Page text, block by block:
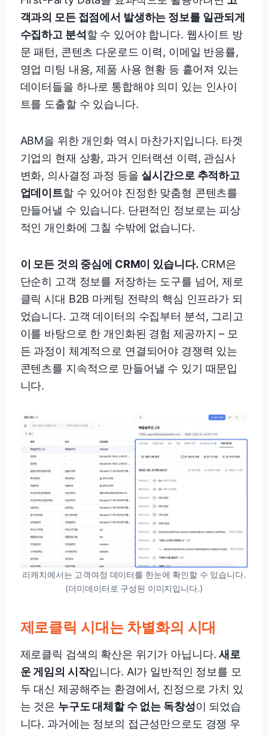
객과의 모든 접점에서 발생하는 정보를 일관되게
수집하고 분석 할 수 있어야 합니다. 웹사이트 방
문 패턴, 콘텐츠 다운로드 이력, 이메일 반응률,
영업 미팅 내용, 제품 사용 현황 등 흩어져 있는
데이터들을 하나로 통합해야 의미 있는 인사이
트를 도출할 수 있습니다.
ABM을 위한 개인화 역시 마찬가지입니다. 타겟
기업의 현재 상황, 과거 인터랙션 이력, 관심사
변화, 의사결정 과정 등을 실시간으로 추적하고
업데이트할 수 있어야 진정한 맞춤형 콘텐츠를
만들어낼 수 있습니다. 단편적인 정보로는 피상
적인 개인화에 그칠 수밖에 없습니다.
이 모든 것의 중심에 CRM이 있습니다. CRM은
단순히 고객 정보를 저장하는 도구를 넘어, 제로
클릭 시대 B2B 마케팅 전략의 핵심 인프라가 되
었습니다. 고객 데이터의 수집부터 분석, 그리고
이를 바탕으로 한 개인화된 경험 제공까지 – 모
든 과정이 체계적으로 연결되어야 경쟁력 있는
콘텐츠를 지속적으로 만들어낼 수 있기 때문입
니다.
리캐치에서는 고객여정 데이터를 한눈에 확인할 수 있습니다.
(더미데이터로 구성된 이미지입니다.)
제로클릭 시대는 차별화의 시대
제로클릭 검색의 확산은 위기가 아닙니다.새로
운 게임의 시작입니다. AI가 일반적인 정보를 모
두 대신 제공해주는 환경에서, 진정으로 가치 있
는 것은 누구도 대체할 수 없는 독창성이 되었습
니다. 과거에는 정보의 접근성만으로도 경쟁 우